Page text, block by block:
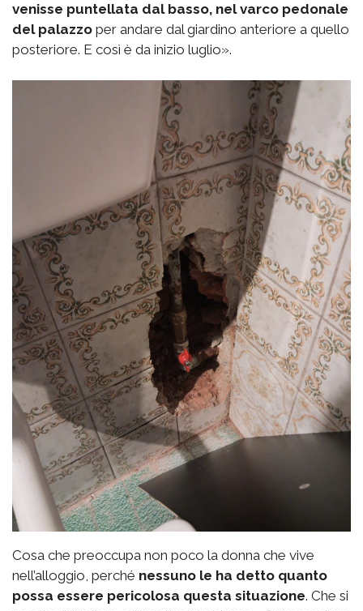
venisse puntellata dal basso, nel varco pedonale
del palazzo per andare dal giardino anteriore a quello
posteriore. E così è da inizio luglio».
Cosa che preoccupa non poco la donna che vive
nell’alloggio, perché nessuno le ha detto quanto
possa essere pericolosa questa situazione. Che si